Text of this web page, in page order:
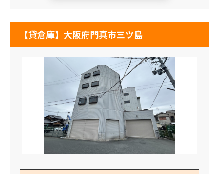
【貸倉庫】大阪府門真市三ツ島